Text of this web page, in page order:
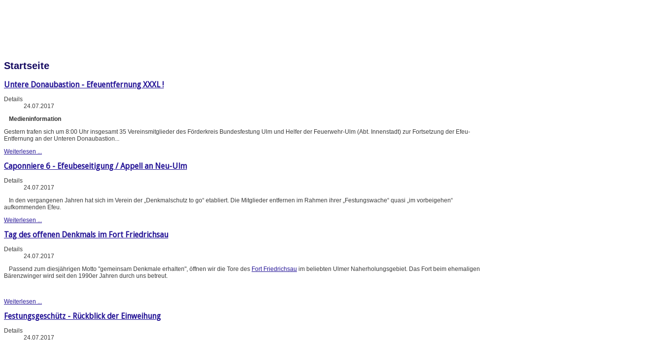
Startseite
Untere Donaubastion - Efeuentfernung XXXL !
Details
24.07.2017
Medieninformation
Gestern trafen sich um 8:00 Uhr insgesamt 35 Vereinsmitglieder des Förderkreis Bundesfestung Ulm und Helfer der Feuerwehr-Ulm (Abt. Innenstadt) zur Fortsetzung der Efeu-
Entfernung an der Unteren Donaubastion...
Weiterlesen ...
Caponniere 6 - Efeubeseitigung / Appell an Neu-Ulm
Details
24.07.2017
In den vergangenen Jahren hat sich im Verein der „Denkmalschutz to go“ etabliert. Die Mitglieder entfernen im Rahmen ihrer „Festungswache“ quasi „im vorbeigehen“
aufkommenden Efeu.
Weiterlesen ...
Tag des offenen Denkmals im Fort Friedrichsau
Details
24.07.2017
Passend zum diesjährigen Motto "gemeinsam Denkmale erhalten", öffnen wir die Tore des Fort Friedrichsau im beliebten Ulmer Naherholungsgebiet. Das Fort beim ehemaligen
Bärenzwinger wird seit den 1990er Jahren durch uns betreut.
Weiterlesen ...
Festungsgeschütz - Rückblick der Einweihung
Details
24.07.2017